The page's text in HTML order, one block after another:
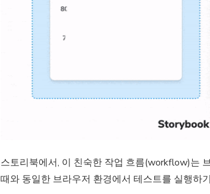
스토리북에서, 이 친숙한 작업 흐름(workflow)는
때와 동일한 브라우저 환경에서 테스트를 실행하